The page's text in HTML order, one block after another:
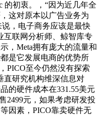
的初衷。，“因为近几年全
这对原本以广告业务为
，电子商务应该是最快
互联网分析师、鲸智库专
，Meta拥有庞大的流量和
是它发展电商的优势所
PICO至今仍然没有探索
直研究机构维深信息对
的硬件成本在331.55美元
2499元，如果考虑研发投
因素，PICO靠卖硬件无